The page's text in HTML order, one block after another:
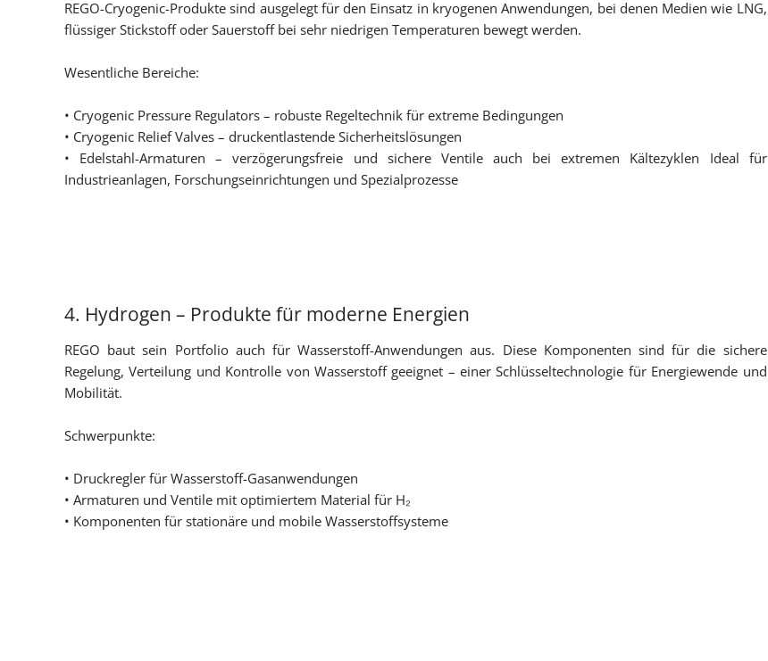
REGO-Cryogenic-Produkte sind ausgelegt für den Einsatz in kryogenen Anwendungen, bei denen Medien wie LNG,
flüssiger Stickstoff oder Sauerstoff bei sehr niedrigen Temperaturen bewegt werden.
Wesentliche Bereiche:
• Cryogenic Pressure Regulators – robuste Regeltechnik für extreme Bedingungen
• Cryogenic Relief Valves – druckentlastende Sicherheitslösungen
• Edelstahl-Armaturen – verzögerungsfreie und sichere Ventile auch bei extremen Kältezyklen Ideal für
Industrieanlagen, Forschungseinrichtungen und Spezialprozesse
4. Hydrogen – Produkte für moderne Energien
REGO baut sein Portfolio auch für Wasserstoff-Anwendungen aus. Diese Komponenten sind für die sichere
Regelung, Verteilung und Kontrolle von Wasserstoff geeignet – einer Schlüsseltechnologie für Energiewende und
Mobilität.
Schwerpunkte:
• Druckregler für Wasserstoff-Gasanwendungen
• Armaturen und Ventile mit optimiertem Material für H₂
• Komponenten für stationäre und mobile Wasserstoffsysteme